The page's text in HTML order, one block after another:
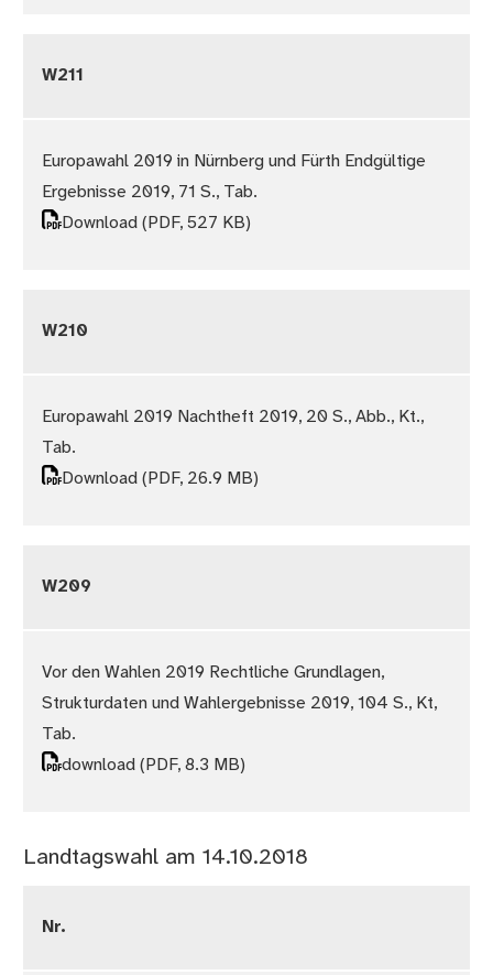
W211
Europawahl 2019 in Nürnberg und Fürth Endgültige
Ergebnisse 2019, 71 S., Tab.
Download(PDF, 527 KB)
W210
Europawahl 2019 Nachtheft 2019, 20 S., Abb., Kt.,
Tab.
Download(PDF, 26.9 MB)
W209
Vor den Wahlen 2019 Rechtliche Grundlagen,
Strukturdaten und Wahlergebnisse 2019, 104 S., Kt,
Tab.
download(PDF, 8.3 MB)
Landtagswahl am 14.10.2018
Nr.